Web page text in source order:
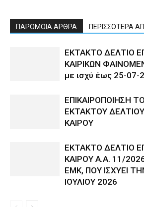
ΠΑΡΟΜΟΙΑ ΑΡΘΡΑ ΠΕΡΙΣΣΟΤΕΡΑ
ΕΚΤΑΚΤΟ ΔΕΛΤΙΟ
ΚΑΙΡΙΚΩΝ
με ισχύ έως 25-07-
ΕΠΙΚΑΙΡΟΠΟΙΗΣΗ
ΕΚΤΑΚΤΟΥ
ΚΑΙΡΟΥ
ΕΚΤΑΚΤΟ ΔΕΛΤΙΟ
ΚΑΙΡΟΥ Α.Α. 11/
ΕΜΚ, ΠΟΥ ΙΣΧΥΕΙ
ΙΟΥΛΙΟΥ 2026